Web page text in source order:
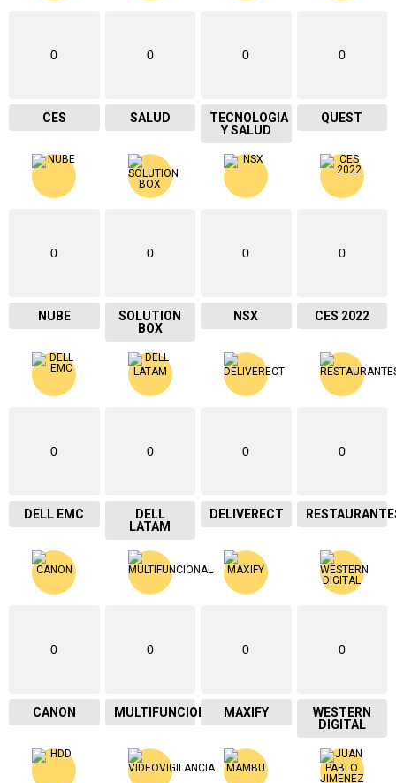
0
CES
0
SALUD
0
TECNOLOGIA
Y SALUD
0
QUEST
0
NUBE
0
SOLUTION
BOX
0
NSX
0
CES 2022
0
DELL EMC
0
DELL
LATAM
0
DELIVERECT
0
0
CANON
0
MULTIFUNCIONAL
0
MAXIFY
0
WESTERN
DIGITAL